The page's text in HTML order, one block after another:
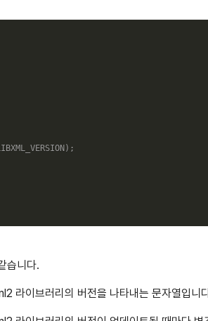
) ;
습니다.
이브러리의 버전을 나타내는 문자열입니